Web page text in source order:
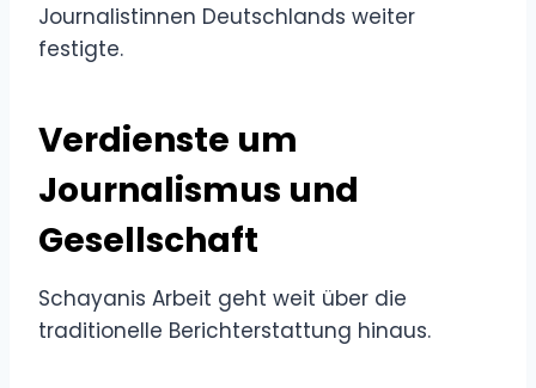
Journalistinnen Deutschlands weiter
festigte.
Verdienste um
Journalismus und
Gesellschaft
Schayanis Arbeit geht weit über die
traditionelle Berichterstattung hinaus.